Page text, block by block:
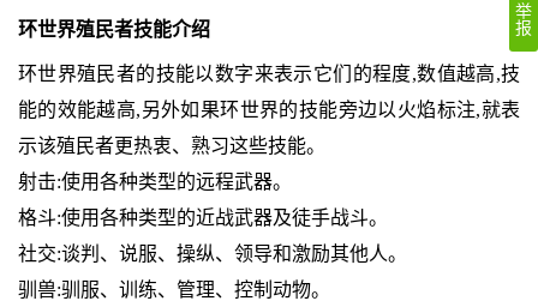
环世界殖民者技能介绍
环世界殖民者的技能以数字来表示它们的程度,数值越高,技
能的效能越高,另外如果环世界的技能旁边以火焰标注,就表
示该殖民者更热衷、熟习这些技能。
射击:使用各种类型的远程武器。
格斗:使用各种类型的近战武器及徒手战斗。
社交:谈判、说服、操纵、领导和激励其他人。
驯兽:驯服、训练、管理、控制动物。
举
报